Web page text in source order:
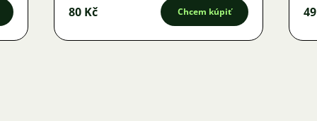
80 Kč Chcem kúpiť